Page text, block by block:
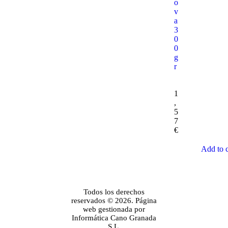
o
v
a
3
0
0
g
r
1
,
5
7
€
Add to
Todos los derechos
reservados © 2026. Página
web gestionada por
Informática Cano Granada
S.L.